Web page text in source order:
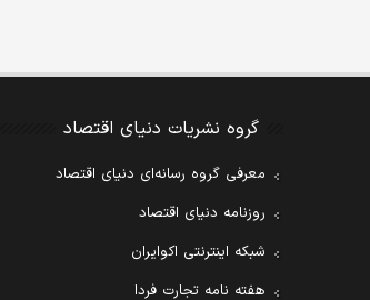
گروه نشریات دنیای اقتصاد
معرفی گروه رسانه‌ای دنیای اقتصاد
روزنامه دنیای اقتصاد
شبکه اینترنتی اکوایران
هفته نامه تجارت فردا